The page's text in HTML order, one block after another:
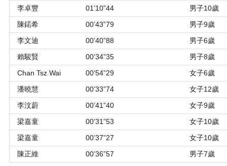
李卓豐
01’10”44
男子10歲
陳鍩希
00’43”79
男子9歲
李文迪
00’40”88
男子6歲
賴駿賢
00’34”35
男子8歲
Chan Tsz Wai
00’54”29
女子6歲
潘曉慧
00’33”74
女子12歲
李汶蔚
00’41”40
女子9歲
梁嘉童
00’31”53
女子10歲
梁嘉童
00’37”27
女子10歲
陳正維
00’36”57 男子7歲